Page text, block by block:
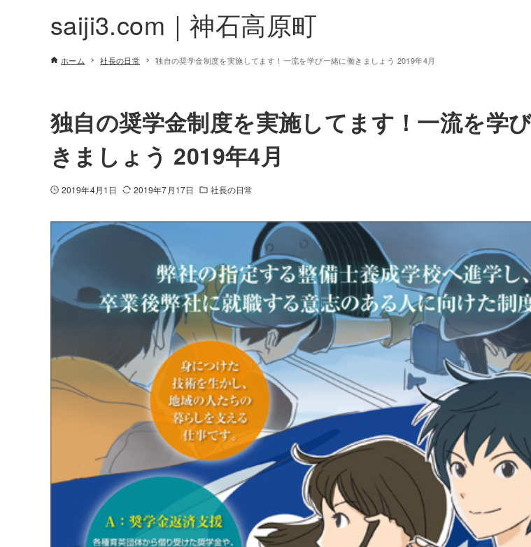
saiji3.com｜神石高原町
ホーム 社長の日常 独自の奨学金制度を実施してます！一流を学び一緒に働きましょう 2019年4月
独自の奨学金制度を実施してます！一流を学
きましょう 2019年4月
2019年4月1日 2019年7月17日 社長の日常